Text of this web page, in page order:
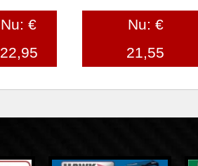
Nu: €
22,95
Nu: €
21,55